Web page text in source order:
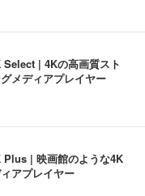
| 4Kの高画質スト
メディアプレイヤー
| 映画館のような4K
アプレイヤー